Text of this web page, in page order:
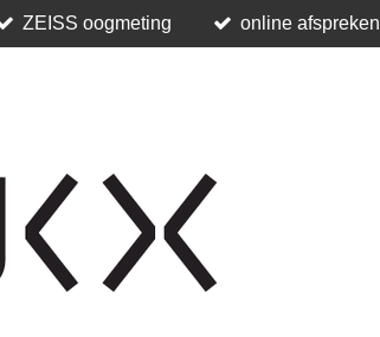
ZEISS oogmeting online afspreken